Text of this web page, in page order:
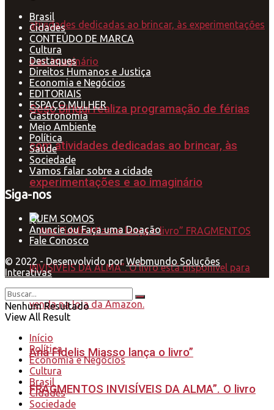
Sesc Birigui realiza programação de férias
com atividades dedicadas ao brincar, às
experimentações e ao imaginário
Ana Fidelis Miasso lança o livro”
FRAGMENTOS INVISÍVEIS DA ALMA”. O livro
Brasil
Cidades
CONTEÚDO DE MARCA
Cultura
Destaques
Direitos Humanos e Justiça
Economia e Negócios
EDITORIAIS
ESPAÇO MULHER
Gastronomia
Meio Ambiente
Política
Saúde
Sociedade
Vamos falar sobre a cidade
Siga-nos
QUEM SOMOS
Anuncie ou Faça uma Doação
Fale Conosco
© 2022 - Desenvolvido porWebmundo Soluções
Interativas
Nenhum Resultado
View All Result
Início
Política
Economia e Negócios
Cultura
Brasil
Cidades
Sociedade